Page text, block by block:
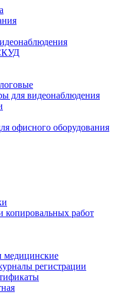
для видеонаблюдения
офисного оборудования
копировальных работ
медицинские
регистрации